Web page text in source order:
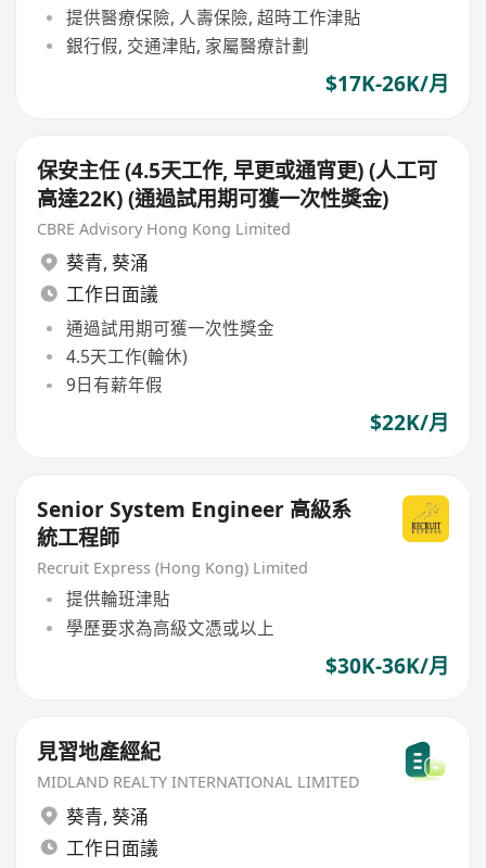
提供醫療保險, 人壽保險, 超時工作津貼
銀行假, 交通津貼, 家屬醫療計劃
$17K-26K/月
保安主任 (4.5天工作, 早更或通宵更) (人工可
高達22K) (通過試用期可獲一次性獎金)
CBRE Advisory Hong Kong Limited
葵青, 葵涌
工作日面議
通過試用期可獲一次性獎金
4.5天工作(輪休)
9日有薪年假
$22K/月
Senior System Engineer 高級系
統工程師
Recruit Express (Hong Kong) Limited
提供輪班津貼
學歷要求為高級文憑或以上
$30K-36K/月
見習地產經紀
MIDLAND REALTY INTERNATIONAL LIMITED
葵青, 葵涌
工作日面議